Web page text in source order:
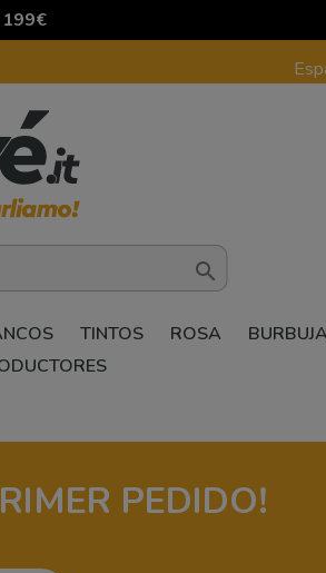
199€

TINTOS ROSA
PEDIDO!